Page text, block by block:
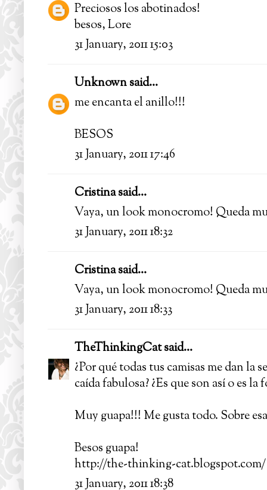
Preciosos los abotinados!
besos, Lore
31 January, 2011 15:03
Unknownsaid...
me encanta el anillo!!!
BESOS
31 January, 2011 17:46
Cristina said...
Vaya, un look monocromo! Queda
31 January, 2011 18:32
Cristina said...
Vaya, un look monocromo! Queda
31 January, 2011 18:33
TheThinkingCatsaid...
¿Por qué todas tus camisas me dan la
caída fabulosa? ¿Es que son así o es la
Muy guapa!!! Me gusta todo. Sobre
Besos guapa!
http://the-thinking-cat.blogspot.com/
31 January, 2011 18:38